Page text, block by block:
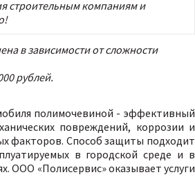
строительным компаниям и
в зависимости от сложности
рублей.
полимочевиной - эффективный
повреждений, коррозии и
факторов. Способ защиты подходит
в городской среде и в
ООО «Полисервис» оказывает услуги